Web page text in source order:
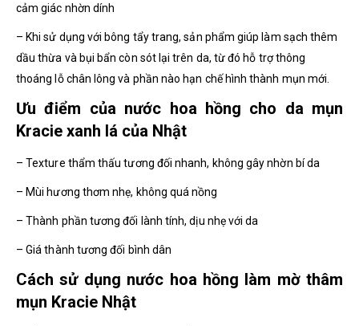
cảm giác nhờn dính
– Khi sử dụng với bông tẩy trang, sản phẩm giúp làm sạch thêm
dầu thừa và bụi bẩn còn sót lại trên da, từ đó hỗ trợ thông
thoáng lỗ chân lông và phần nào hạn chế hình thành mụn mới.
Ưu điểm của nước hoa hồng cho da mụn
Kracie xanh lá của Nhật
– Texture thẩm thấu tương đối nhanh, không gây nhờn bí da
– Mùi hương thơm nhẹ, không quá nồng
– Thành phần tương đối lành tính, dịu nhẹ với da
– Giá thành tương đối bình dân
Cách sử dụng nước hoa hồng làm mờ thâm
mụn Kracie Nhật